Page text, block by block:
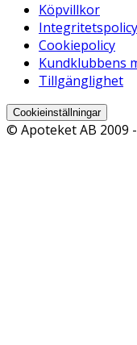
Köpvillkor
Integritetspolicy
Cookiepolicy
Kundklubbens
Tillgänglighet
Cookieinställningar
© Apoteket AB 2009 -